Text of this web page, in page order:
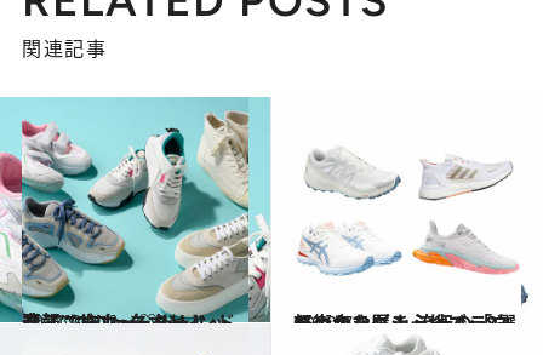
関連記事
2021.2.9
春スニーカー♡トレンド速報 “ボリューミールックス”にロックオン！
コミック ＆ エッセイ 2020.7.9
軽やかな履き心地でランも街歩きも！ 流行の「白ランニングシューズ」8選
ファッション